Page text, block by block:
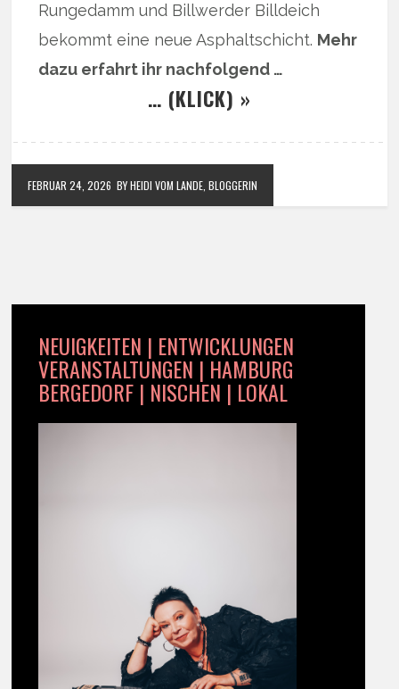
Rungedamm und Billwerder Billdeich
bekommt eine neue Asphaltschicht. Mehr
dazu erfahrt ihr nachfolgend …
… (KLICK) »
FEBRUAR 24, 2026 BY HEIDI VOM LANDE, BLOGGERIN
NEUIGKEITEN | ENTWICKLUNGEN
VERANSTALTUNGEN | HAMBURG
BERGEDORF | NISCHEN | LOKAL